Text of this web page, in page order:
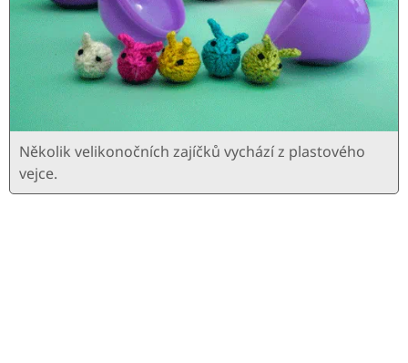
Několik velikonočních zajíčků vychází z plastového
vejce.